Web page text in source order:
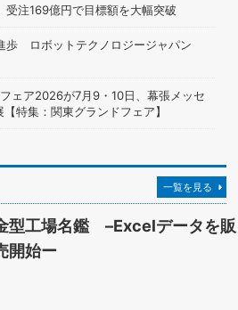
受注169億円で目標額を大幅突破
歩 ロボットテクノロジージャパン
ェア2026が7月9・10日、幕張メッセ
特集：関東グランドフェア】
一覧を見る
型工場名鑑 –Excelデータを販
開始ー